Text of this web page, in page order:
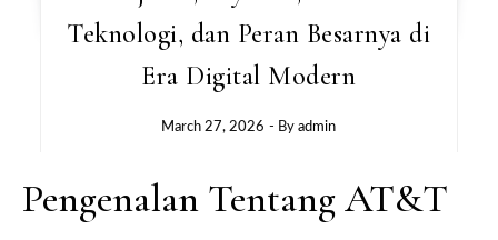
Teknologi, dan Peran Besarnya di
Era Digital Modern
March 27, 2026 - Byadmin
Pengenalan Tentang AT&T